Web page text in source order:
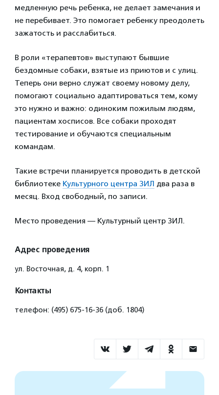
медленную речь ребенка, не делает замечания и
не перебивает. Это помогает ребенку преодолеть
зажатость и расслабиться.
В роли «терапевтов» выступают бывшие
бездомные собаки, взятые из приютов и с улиц.
Теперь они верно служат своему новому делу,
помогают социально адаптироваться тем, кому
это нужно и важно: одиноким пожилым людям,
пациентам хосписов. Все собаки проходят
тестирование и обучаются специальным
командам.
Такие встречи планируется проводить в детской
библиотеке Культурного центра ЗИЛ два раза в
месяц. Вход свободный, по записи.
Место проведения — Культурный центр ЗИЛ.
Адрес проведения
ул. Восточная, д. 4, корп. 1
Контакты
телефон: (495) 675-16-36 (доб. 1804)